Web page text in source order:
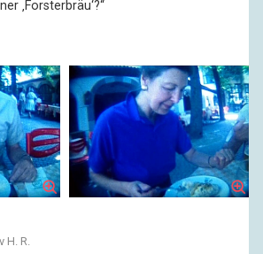
‚Forsterbräu‘?“
R.